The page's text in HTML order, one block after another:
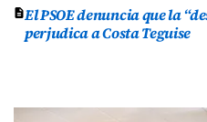
El PSOE denuncia que la
perjudica a Costa Teguise